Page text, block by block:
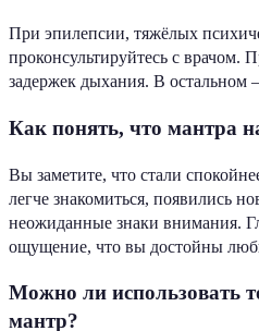
При эпилепсии, тяжёлых
проконсультируйтесь с врачом.
задержек дыхания. В остальном
Как понять, что мантра
Вы заметите, что стали
легче знакомиться, появились
неожиданные знаки внимания.
ощущение, что вы достойны
Можно ли использовать
мантр?